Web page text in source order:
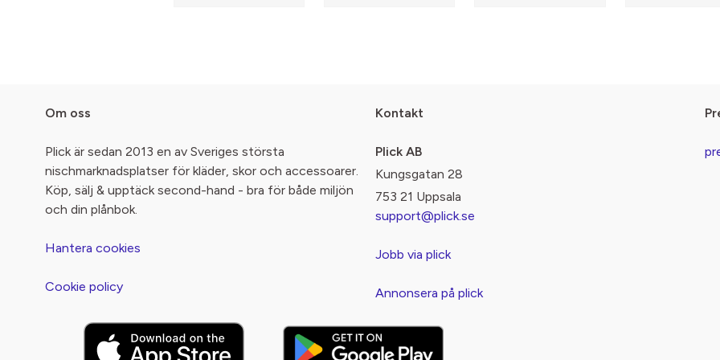
Om oss
Plick är sedan 2013 en av Sveriges största
nischmarknadsplatser för kläder, skor och accessoarer.
Köp, sälj & upptäck second-hand - bra för både miljön
och din plånbok.
Hantera cookies
Cookie policy
Kontakt
Plick AB
Kungsgatan 28
753 21 Uppsala
support@plick.se
Jobb via plick
Annonsera på plick